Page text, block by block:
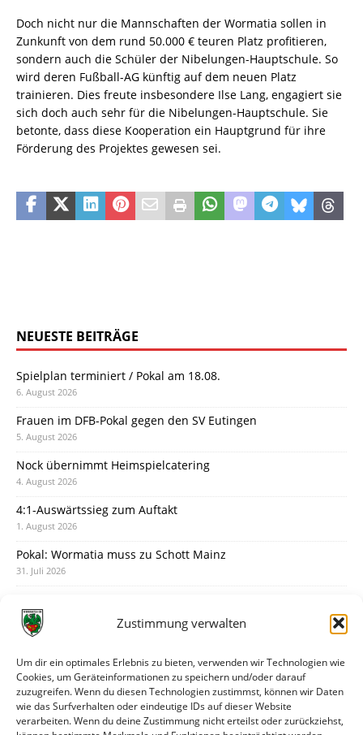
Zustimmung verwalten
Um dir ein optimales Erlebnis zu bieten, verwenden wir Technologien wie
Cookies, um Geräteinformationen zu speichern und/oder darauf
zuzugreifen. Wenn du diesen Technologien zustimmst, können wir Daten
wie das Surfverhalten oder eindeutige IDs auf dieser Website
verarbeiten. Wenn du deine Zustimmung nicht erteilst oder zurückziehst,
Doch nicht nur die Mannschaften der Wormatia sollen in
Zunkunft von dem rund 50.000 € teuren Platz profitieren,
sondern auch die Schüler der Nibelungen-Hauptschule. So
wird deren Fußball-AG künftig auf dem neuen Platz
trainieren. Dies freute insbesondere Ilse Lang, engagiert sie
sich doch auch sehr für die Nibelungen-Hauptschule. Sie
betonte, dass diese Kooperation ein Hauptgrund für ihre
Förderung des Projektes gewesen sei.
NEUESTE BEITRÄGE
Spielplan terminiert / Pokal am 18.08.
6. August 2026
Frauen im DFB-Pokal gegen den SV Eutingen
5. August 2026
Nock übernimmt Heimspielcatering
4. August 2026
4:1-Auswärtssieg zum Auftakt
1. August 2026
Pokal: Wormatia muss zu Schott Mainz
31. Juli 2026
30. Juli 2026
28. Juli 2026
Neuer Rückensponsor
28. Juli 2026